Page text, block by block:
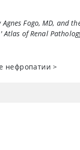
Fogo, MD, and
Atlas of Renal
нефропатии >